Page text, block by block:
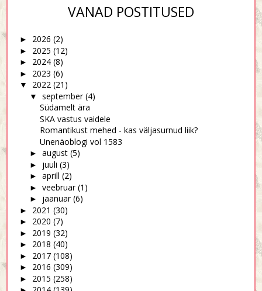
VANAD POSTITUSED
► 2026 (2)
► 2025 (12)
► 2024 (8)
► 2023 (6)
▼ 2022 (21)
▼ september (4)
Südamelt ära
SKA vastus vaidele
Romantikust mehed - kas väljasurnud liik?
Unenäoblogi vol 1583
► august (5)
► juuli (3)
► aprill (2)
► veebruar (1)
► jaanuar (6)
► 2021 (30)
► 2020 (7)
► 2019 (32)
► 2018 (40)
► 2017 (108)
► 2016 (309)
► 2015 (258)